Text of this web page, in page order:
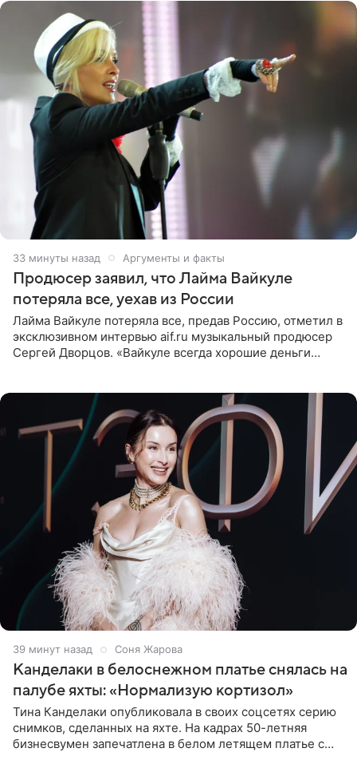
33 минуты назад Аргументы и факты
Продюсер заявил, что Лайма Вайкуле
потеряла все, уехав из России
Лайма Вайкуле потеряла все, предав Россию, отметил в
эксклюзивном интервью aif.ru музыкальный продюсер
Сергей Дворцов. «Вайкуле всегда хорошие деньги
39 минут назад Соня Жарова
Канделаки в белоснежном платье снялась на
палубе яхты: «Нормализую кортизол»
Тина Канделаки опубликовала в своих соцсетях серию
снимков, сделанных на яхте. На кадрах 50-летняя
бизнесвумен запечатлена в белом летящем платье с